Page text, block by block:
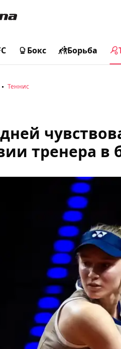
Бокс Борьба
Теннис
тренера в